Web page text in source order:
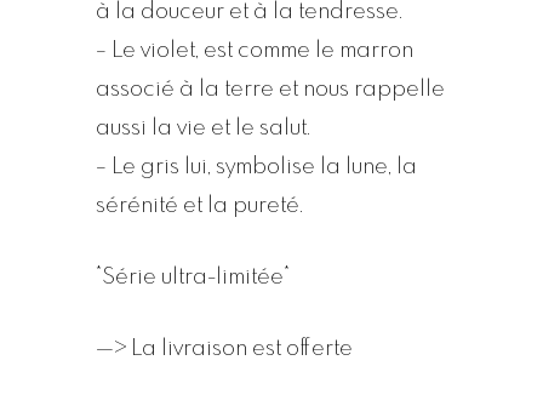
à la douceur et à la tendresse.
– Le violet, est comme le marron
associé à la terre et nous rappelle
aussi la vie et le salut.
– Le gris lui, symbolise la lune, la
sérénité et la pureté.
*Série ultra-limitée*
—> La livraison est offerte